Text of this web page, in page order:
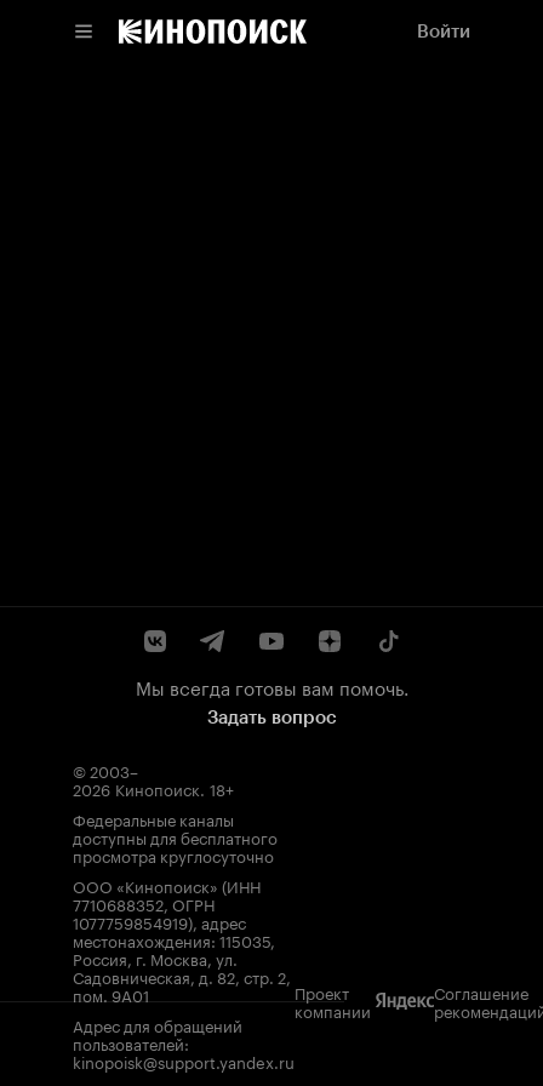
Войти
Мы всегда готовы вам помочь.
Задать вопрос
© 2003–
2026 Кинопоиск. 18+
Федеральные каналы
доступны для бесплатного
просмотра круглосуточно
ООО «Кинопоиск» (ИНН
7710688352, ОГРН
1077759854919), адрес
местонахождения: 115035,
Россия, г. Москва, ул.
Садовническая, д. 82, стр. 2,
пом. 9А01
Адрес для обращений
пользователей:
kinopoisk@support.yandex.ru
Проект
компании
Соглашение